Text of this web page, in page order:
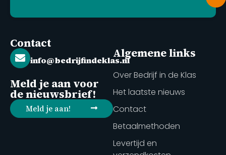
Contact
info@bedrijfindeklas.nl
Meld je aan voor
de nieuwsbrief!
Meld je aan!
Algemene links
Over Bedrijf in de Klas
Het laatste nieuws
Contact
Betaalmethoden
Levertijd en